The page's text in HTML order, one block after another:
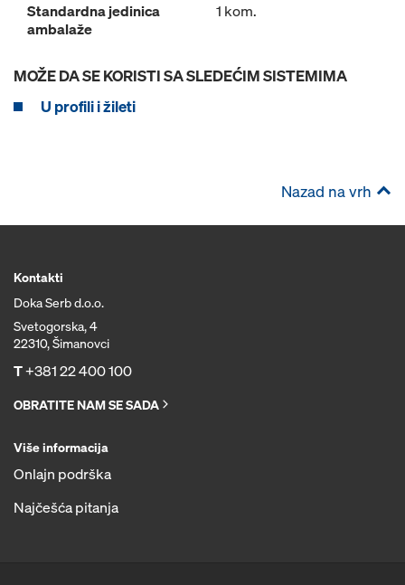
Standardna jedinica
ambalaže
1 kom.
MOŽE DA SE KORISTI SA SLEDEĆIM SISTEMIMA
U profili i žileti
Nazad na vrh
Kontakti
Doka Serb d.o.o.
Svetogorska, 4
22310, Šimanovci
T+381 22 400 100
OBRATITE NAM SE SADA
Više informacija
Onlajn podrška
Najčešća pitanja